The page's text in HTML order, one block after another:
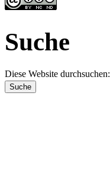
Suche
Diese Website durchsuchen: